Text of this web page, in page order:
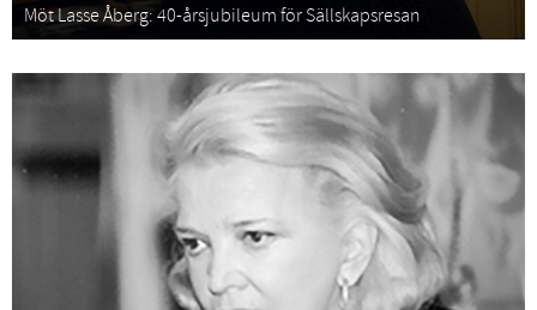
Möt Lasse Åberg: 40-årsjubileum för Sällskapsresan